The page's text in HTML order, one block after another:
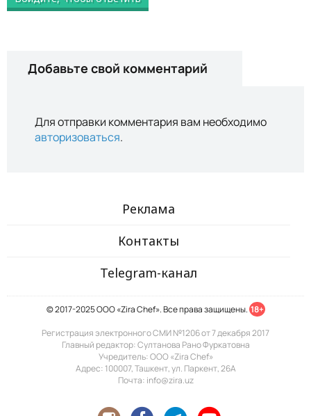
Добавьте свой комментарий
Для отправки комментария вам необходимо
авторизоваться.
Реклама
Контакты
Telegram-канал
© 2017-2025 ООО «Zira Chef». Все права защищены. 18+
Регистрация электронного СМИ №1206 от 7 декабря 2017
Главный редактор: Султанова Рано Фуркатовна
Учредитель: ООО «Zira Chef»
Адрес: 100007, Ташкент, ул. Паркент, 26А
Почта: info@zira.uz